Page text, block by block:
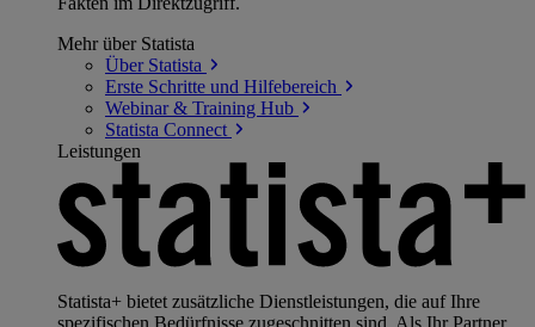
Mehr über Statista
Über Statista
Erste Schritte und Hilfebereich
Webinar & Training Hub
Statista Connect
Leistungen
Statista+ bietet zusätzliche Dienstleistungen, die auf Ihre
spezifischen Bedürfnisse zugeschnitten sind. Als Ihr Partner